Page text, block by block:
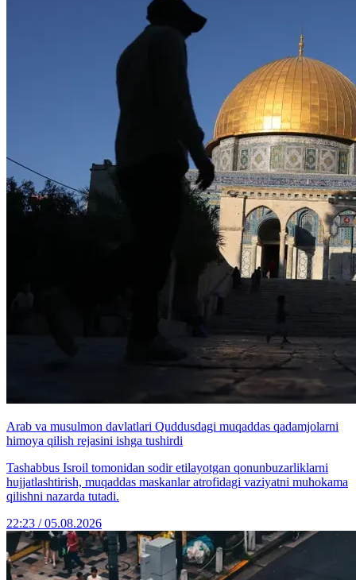
Arab va musulmon davlatlari Quddusdagi muqaddas qadamjolarni
himoya qilish rejasini ishga tushirdi
Tashabbus Isroil tomonidan sodir etilayotgan qonunbuzarliklarni
hujjatlashtirish, muqaddas maskanlar atrofidagi vaziyatni muhokama
qilishni nazarda tutadi.
22:23 / 05.08.2026